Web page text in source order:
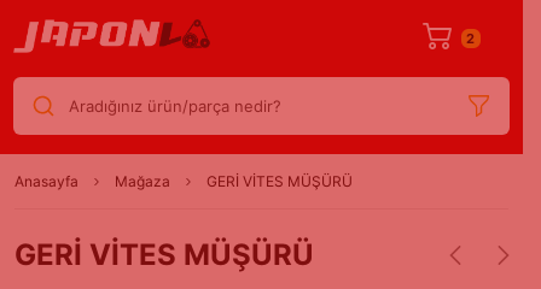
2
Aradığınız ürün/parça nedir?
Anasayfa Mağaza GERİ VİTES MÜŞÜRÜ
GERİ VİTES MÜŞÜRÜ